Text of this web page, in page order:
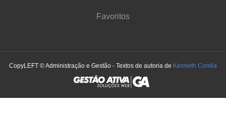
Favoritos
CopyLEFT © Administração e Gestão - Textos de autoria de Kenneth Corrêa